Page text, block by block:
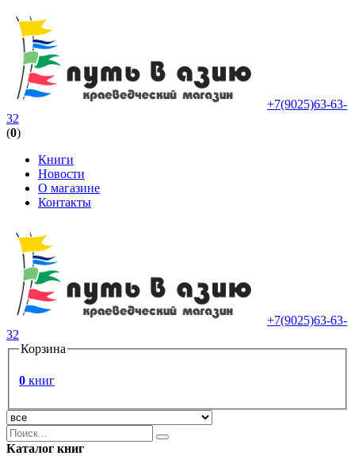
+7(9025)63-63-
32
(0)
Книги
Новости
О магазине
Контакты
+7(9025)63-63-
32
Корзина
0 книг
Каталог книг